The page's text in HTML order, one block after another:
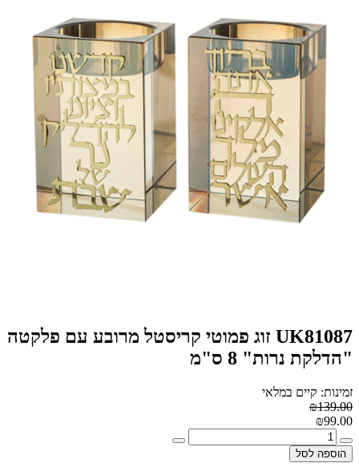
UK81087 זוג פמוטי קריסטל מרובע עם פלקטה
"הדלקת נרות" 8 ס"מ
זמינות: קיים במלאי
₪139.00
₪99.00
הוספה לסל